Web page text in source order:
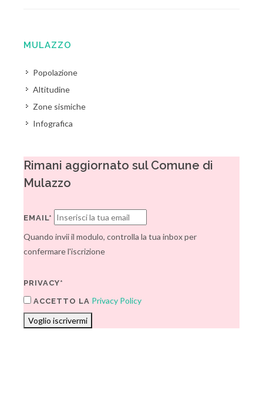
MULAZZO
Popolazione
Altitudine
Zone sismiche
Infografica
Rimani aggiornato sul Comune di
Mulazzo
EMAIL*
Quando invii il modulo, controlla la tua inbox per
confermare l'iscrizione
PRIVACY*
ACCETTO LA Privacy Policy
Voglio iscrivermi